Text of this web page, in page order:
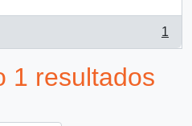
1
1 resultados